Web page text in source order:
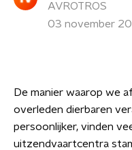
AVROTROS
03 november
De manier waarop we
overleden dierbaren
persoonlijker, vinden
uitzendvaartcentra